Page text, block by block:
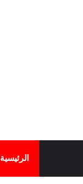
الرئيسية